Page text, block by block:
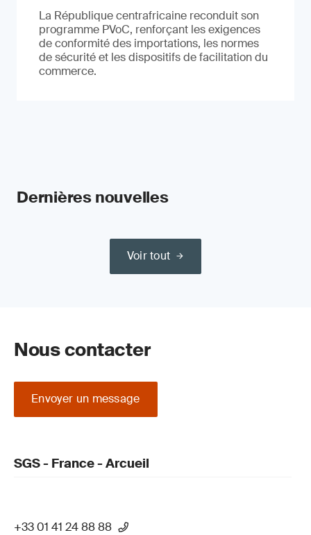
La République centrafricaine reconduit son
programme PVoC, renforçant les exigences
de conformité des importations, les normes
de sécurité et les dispositifs de facilitation du
commerce.
Dernières nouvelles
Voir tout
Nous contacter
Envoyer un message
SGS - France - Arcueil
+33 01 41 24 88 88